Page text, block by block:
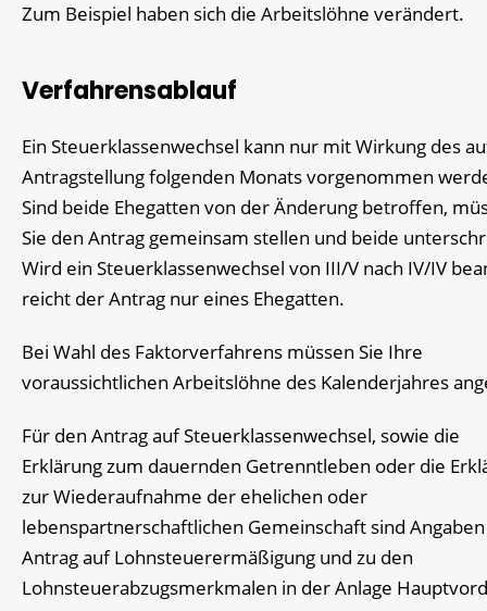
Zum Beispiel haben sich die Arbeitslöhne verändert.
Verfahrensablauf
Ein Steuerklassenwechsel kann nur mit Wirkung des
Antragstellung folgenden Monats vorgenommen
Sind beide Ehegatten von der Änderung betroffen,
Sie den Antrag gemeinsam stellen und beide
Wird ein Steuerklassenwechsel von III/V nach IV/IV
reicht der Antrag nur eines Ehegatten.
Bei Wahl des Faktorverfahrens müssen Sie Ihre
voraussichtlichen Arbeitslöhne des Kalenderjahres
Für den Antrag auf Steuerklassenwechsel, sowie die
Erklärung zum dauernden Getrenntleben oder die
zur Wiederaufnahme der ehelichen oder
lebenspartnerschaftlichen Gemeinschaft sind
Antrag auf Lohnsteuerermäßigung und zu den
Lohnsteuerabzugsmerkmalen in der Anlage